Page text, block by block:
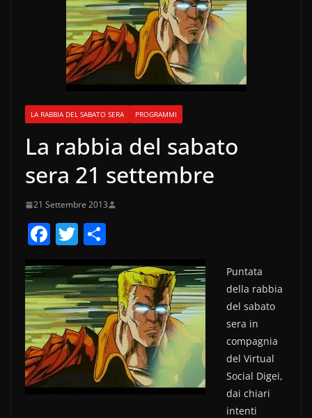
LA RABBIA DEL SABATO SERA PROGRAMMI
La rabbia del sabato
sera 21 settembre
21 Settembre 2013
F
c
e
b
o
o
k
T
itt
er
n
di
vi
di
Puntata
della rabbia
del sabato
sera in
compagnia
del Virtual
Social Digei,
dai chiari
intenti